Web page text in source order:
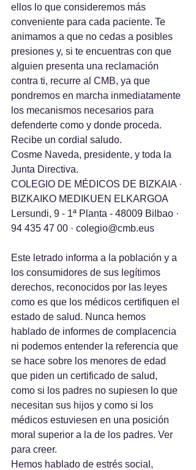
ellos lo que consideremos más
conveniente para cada paciente. Te
animamos a que no cedas a posibles
presiones y, si te encuentras con que
alguien presenta una reclamación
contra ti, recurre al CMB, ya que
pondremos en marcha inmediatamente
los mecanismos necesarios para
defenderte como y donde proceda.
Recibe un cordial saludo.
Cosme Naveda, presidente, y toda la
Junta Directiva.
COLEGIO DE MÉDICOS DE BIZKAIA ·
BIZKAIKO MEDIKUEN ELKARGOA
Lersundi, 9 - 1ª Planta - 48009 Bilbao ·
94 435 47 00 · colegio@cmb.eus
Este letrado informa a la población y a
los consumidores de sus legítimos
derechos, reconocidos por las leyes
como es que los médicos certifiquen el
estado de salud. Nunca hemos
hablado de informes de complacencia
ni podemos entender la referencia que
se hace sobre los menores de edad
que piden un certificado de salud,
como si los padres no supiesen lo que
necesitan sus hijos y como si los
médicos estuviesen en una posición
moral superior a la de los padres. Ver
para creer.
Hemos hablado de estrés social,